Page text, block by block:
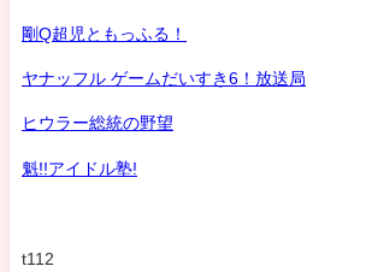
剛Q超児ともっふる！
ヤナッフル ゲームだいすき6！放送局
ヒウラー総統の野望
魁!!アイドル塾!
t112